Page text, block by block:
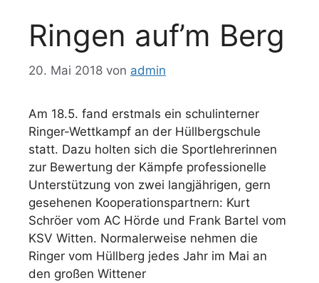
Ringen auf’m Berg
20. Mai 2018 von admin
Am 18.5. fand erstmals ein schulinterner
Ringer-Wettkampf an der Hüllbergschule
statt. Dazu holten sich die Sportlehrerinnen
zur Bewertung der Kämpfe professionelle
Unterstützung von zwei langjährigen, gern
gesehenen Kooperationspartnern: Kurt
Schröer vom AC Hörde und Frank Bartel vom
KSV Witten. Normalerweise nehmen die
Ringer vom Hüllberg jedes Jahr im Mai an
den großen Wittener